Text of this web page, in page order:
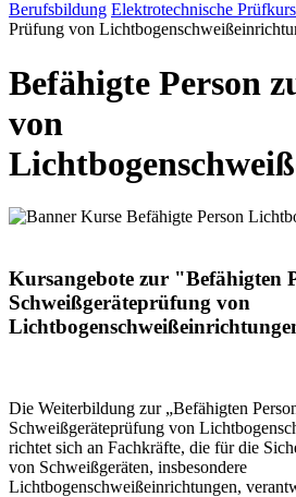
Berufsbildung Elektrotechnische
Prüfung von
Befähigte Person
von
Kursangebote zur "Befähigten
Schweißgeräteprüfung von
Die Weiterbildung zur „Befähigten
Schweißgeräteprüfung von
richtet sich an Fachkräfte, die für die
von Schweißgeräten, insbesondere
Lichtbogenschweißeinrichtungen,